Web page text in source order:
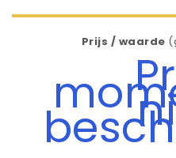
Prijs / waarde